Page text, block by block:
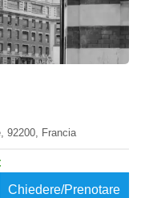
92200, Francia
Chiedere/Prenotare